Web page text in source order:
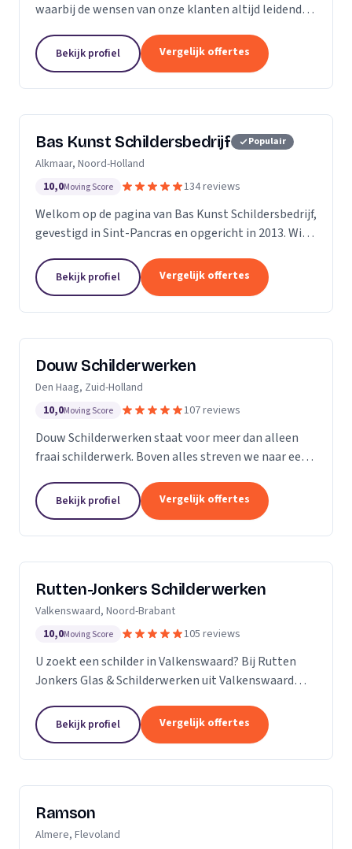
waarbij de wensen van onze klanten altijd leidend
afspraak. Dankzij ons vakmanschap en direct...
Bekijk profiel Vergelijk offertes
Bas Kunst Schildersbedrijf Populair
Alkmaar, Noord-Holland
10,0Moving Score 134 reviews
Welkom op de pagina van Bas Kunst Schildersbedrijf,
gevestigd in Sint-Pancras en opgericht in 2013. Wij
ook regelmatig leerlingen op. Met...
Bekijk profiel Vergelijk offertes
Douw Schilderwerken
Den Haag, Zuid-Holland
10,0Moving Score 107 reviews
Douw Schilderwerken staat voor meer dan alleen
fraai schilderwerk. Boven alles streven we naar een
kostenbesparend voor u als klant. Bovendien kunt u
rekenen op...
Bekijk profiel Vergelijk offertes
Rutten-Jonkers Schilderwerken
Valkenswaard, Noord-Brabant
10,0Moving Score 105 reviews
U zoekt een schilder in Valkenswaard? Bij Rutten
Jonkers Glas & Schilderwerken uit Valkenswaard
Bekijk profiel Vergelijk offertes
Ramson
Almere, Flevoland